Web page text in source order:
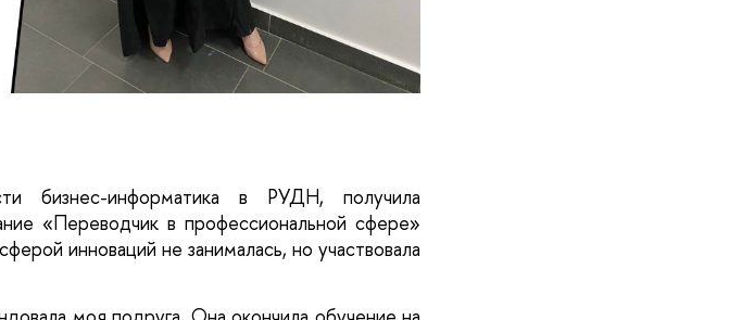
бизнес-информатика в РУДН, получила
«Переводчик в профессиональной сфере»
инноваций не занималась, но участвовала